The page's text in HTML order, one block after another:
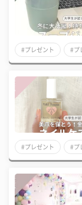
#プレゼント #プ
#プレゼント #プ